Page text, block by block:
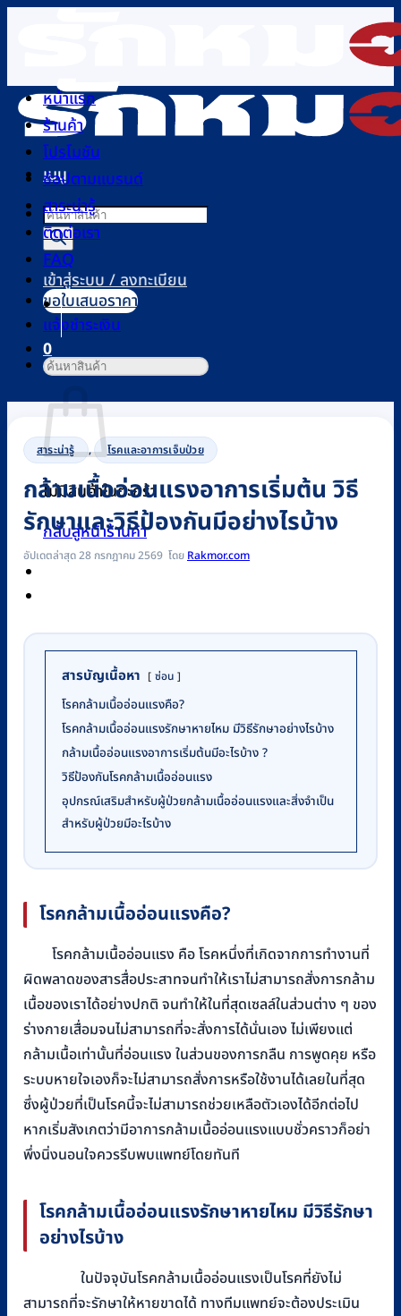
เนื้อหา
เมนู
Products
search
เข้าสู่ระบบ / ลงทะเบียน
0
ตะกร้าสินค้า
ไม่มีสินค้าในตะกร้า
กลับสู่หน้าร้านค้า
หน้าแรก
ร้านค้า
โปรโมชัน
ช้อปตามแบรนด์
สาระน่ารู้
ติดต่อเรา
FAQ
ขอใบเสนอราคา
แจ้งชำระเงิน
ค้นหา:
สาระน่ารู้ , โรคและอาการเจ็บป่วย
กล้ามเนื้ออ่อนแรงอาการเริ่มต้น วิธี
รักษาและวิธีป้องกันมีอย่างไรบ้าง
อัปเดตล่าสุด 28 กรกฎาคม 2569 Rakmor.com
สารบัญเนื้อหา ซ่อน
โรคกล้ามเนื้ออ่อนแรงคือ?
โรคกล้ามเนื้ออ่อนแรงรักษาหายไหม มีวิธีรักษาอย่างไรบ้าง
กล้ามเนื้ออ่อนแรงอาการเริ่มต้นมีอะไรบ้าง ?
วิธีป้องกันโรคกล้ามเนื้ออ่อนแรง
อุปกรณ์เสริมสำหรับผู้ป่วยกล้ามเนื้ออ่อนแรงและสิ่งจำเป็น
สำหรับผู้ป่วยมีอะไรบ้าง
โรคกล้ามเนื้ออ่อนแรงคือ?
โรคกล้ามเนื้ออ่อนแรง คือ โรคหนึ่งที่เกิดจากการทำงานที่
ผิดพลาดของสารสื่อประสาทจนทำให้เราไม่สามารถสั่งการกล้าม
เนื้อของเราได้อย่างปกติ จนทำให้ในที่สุดเซลล์ในส่วนต่าง ๆ ของ
ร่างกายเสื่อมจนไม่สามารถที่จะสั่งการได้นั่นเอง ไม่เพียงแต่
กล้ามเนื้อเท่านั้นที่อ่อนแรง ในส่วนของการกลืน การพูดคุย หรือ
ระบบหายใจเองก็จะไม่สามารถสั่งการหรือใช้งานได้เลยในที่สุด
ซึ่งผู้ป่วยที่เป็นโรคนี้จะไม่สามารถช่วยเหลือตัวเองได้อีกต่อไป
หากเริ่มสังเกตว่ามีอาการกล้ามเนื้ออ่อนแรงแบบชั่วคราวก็อย่า
พึ่งนิ่งนอนใจควรรีบพบแพทย์โดยทันที
โรคกล้ามเนื้ออ่อนแรงรักษาหายไหม มีวิธีรักษา
อย่างไรบ้าง
ในปัจจุบันโรคกล้ามเนื้ออ่อนแรงเป็นโรคที่ยังไม่
สามารถที่จะรักษาให้หายขาดได้ ทางทีมแพทย์จะต้องประเมิน